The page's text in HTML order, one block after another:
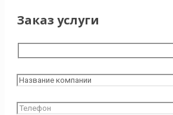
Заказ услуги